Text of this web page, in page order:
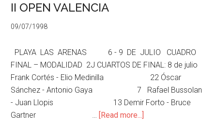
II OPEN VALENCIA
09/07/1998
PLAYA LAS ARENAS 6 - 9 DE JULIO CUADRO
FINAL – MODALIDAD 2J CUARTOS DE FINAL: 8 de julio
Frank Cortés - Elio Medinilla 22 Óscar
Sánchez - Antonio Gaya 7 Rafael Bussolan
- Juan Llopis 13 Demir Forto - Bruce
Gartner … [Read more...]